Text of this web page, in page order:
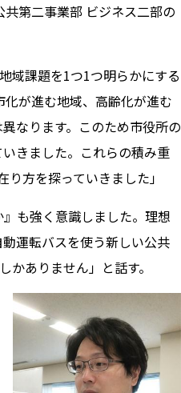
第二事業部 ビジネス二部の
域課題を1つ1つ明らかにする
が進む地域、高齢化が進む
なります。このため市役所の
きました。これらの積み重
方を探っていきました」
も強く意識しました。理想
運転バスを使う新しい公共
ありません」と話す。